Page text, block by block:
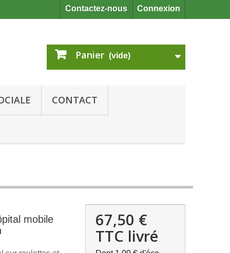
Connexion
Contactez-nous
Panier (vide)
CONTACT
mobile
67,50 €
TTC livré